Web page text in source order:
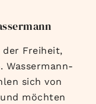
der Freiheit,
Wassermann-
sich von
möchten